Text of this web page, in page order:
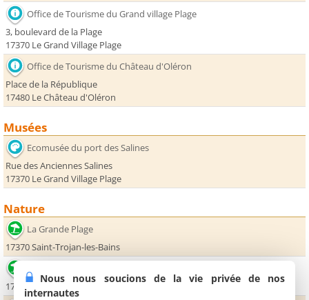
Office de Tourisme du Grand village Plage
3, boulevard de la Plage
17370 Le Grand Village Plage
Office de Tourisme du Château d'Oléron
Place de la République
17480 Le Château d'Oléron
Musées
Ecomusée du port des Salines
Rue des Anciennes Salines
17370 Le Grand Village Plage
Nature
La Grande Plage
17370 Saint-Trojan-les-Bains
17370 Le Grand Village Plage
Nous nous soucions de la vie privée de nos
internautes